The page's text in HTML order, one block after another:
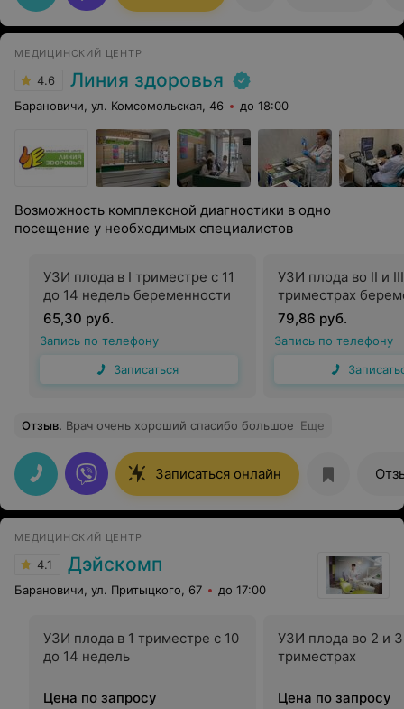
МЕДИЦИНСКИЙ ЦЕНТР
4.6 Линия здоровья
Барановичи, ул. Комсомольская, 46 до 18:00
Возможность комплексной диагностики в одно
посещение у необходимых специалистов
УЗИ плода в I триместре с 11
до 14 недель беременности
65,30 руб.
Запись по телефону
Записаться
УЗИ плода во II и III
триместрах
79,86 руб.
Запись по телефону
Отзыв. Врач очень хороший спасибо большое Еще
Записаться онлайн
МЕДИЦИНСКИЙ ЦЕНТР
4.1 Дэйскомп
Барановичи, ул. Притыцкого, 67 до 17:00
УЗИ плода в 1 триместре с 10
до 14 недель
Цена по запросу
УЗИ плода во 2 и 3
триместрах
Цена по запросу